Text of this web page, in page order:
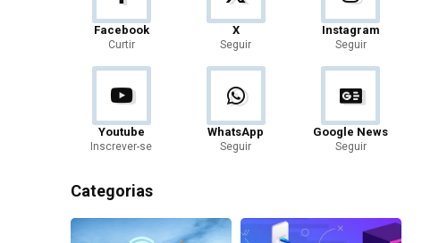
Facebook
Curtir
X
Seguir
Instagram
Seguir
Youtube
Inscrever-se
WhatsApp
Seguir
Google News
Seguir
Categorias